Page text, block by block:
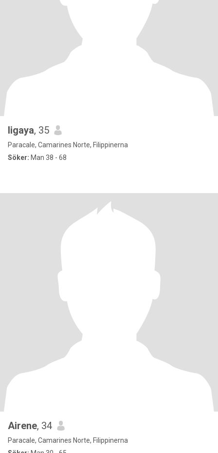
ligaya, 35
Paracale, Camarines Norte, Filippinerna
Söker: Man 38 - 68
Airene, 34
Paracale, Camarines Norte, Filippinerna